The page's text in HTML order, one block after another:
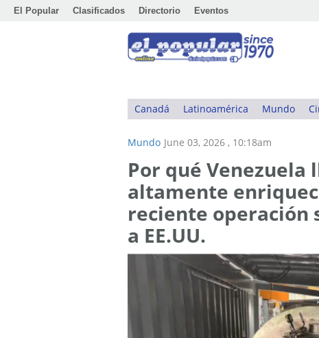
El Popular Clasificados Directorio Eventos
Canadá Latinoamérica Mundo
Mundo June 03, 2026 , 10:18am
Por qué
altamente
reciente operación
a EE.UU.